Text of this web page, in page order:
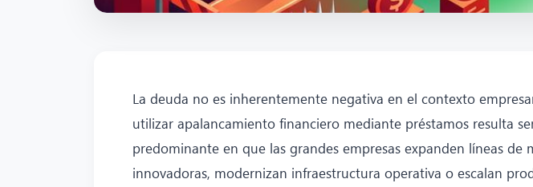
La deuda no es inherentemente negativa en el contexto
utilizar apalancamiento financiero mediante préstamos resulta
predominante en que las grandes empresas expanden líneas de
innovadoras, modernizan infraestructura operativa o escalan